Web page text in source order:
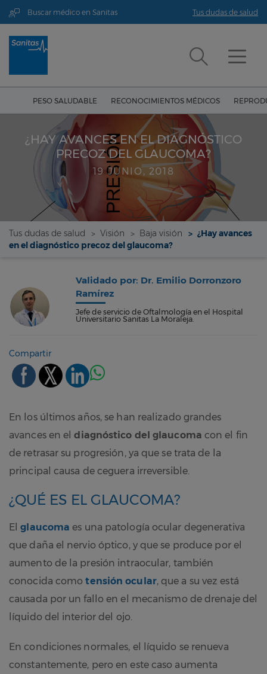
Buscar médico en Sanitas Tus dudas de salud
PESO SALUDABLE RECONOCIMIENTOS MÉDICOS
¿HAY AVANCES EN EL DIAGNÓSTICO
PRECOZ DEL GLAUCOMA?
19 JUNIO, 2018
Tus dudas de salud Visión Baja visión
¿Hay avances
en el diagnóstico precoz del glaucoma?
Validado por: Dr. Emilio Dorronzoro
Ramírez
Jefe de servicio de Oftalmología en el Hospital
Universitario Sanitas La Moraleja.
Compartir
En los últimos años, se han realizado grandes
avances en eldiagnóstico del glaucoma con el fin
de retrasar su progresión, ya que se trata de la
principal causa de ceguera irreversible.
¿QUÉ ES EL GLAUCOMA?
Elglaucoma es una patología ocular degenerativa
que daña el nervio óptico, y que se produce por el
aumento de la presión intraocular, también
conocida comotensión ocular, que a su vez está
causada por un fallo en el mecanismo de drenaje del
líquido del interior del ojo.
En condiciones normales, el líquido se renueva
constantemente, pero en este caso aumenta